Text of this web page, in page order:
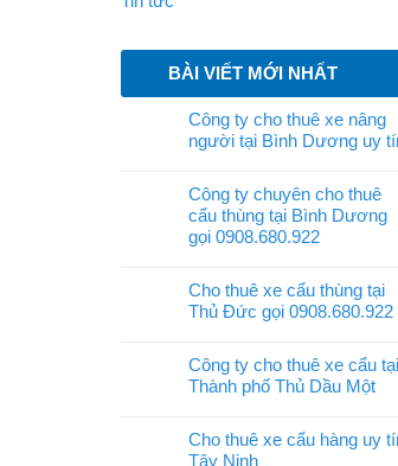
BÀI VIẾT MỚI NHẤT
Công ty cho thuê xe nâng
người tại Bình Dương uy
Công ty chuyên cho thuê
cẩu thùng tại Bình Dương
gọi 0908.680.922
Cho thuê xe cẩu thùng tại
Thủ Đức gọi 0908.680.922
Công ty cho thuê xe cẩu tại
Thành phố Thủ Dầu Một
Cho thuê xe cẩu hàng uy
Tây Ninh